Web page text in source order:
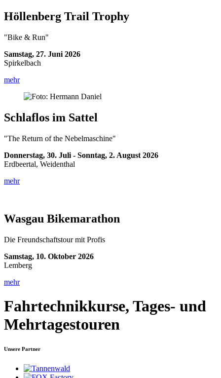
Höllenberg Trail Trophy
"Bike & Run"
Samstag, 27. Juni 2026
Spirkelbach
mehr
Schlaflos im Sattel
"The Return of the Nebelmaschine"
Donnerstag, 30. Juli - Sonntag, 2. August 2026
Erdbeertal, Weidenthal
mehr
Wasgau Bikemarathon
Die Freundschaftstour mit Profis
Samstag, 10. Oktober 2026
Lemberg
mehr
Fahrtechnikkurse, Tages- und
Mehrtagestouren
Unsere Partner